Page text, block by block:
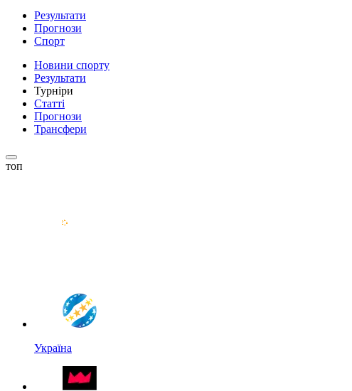
Результати
Прогнози
Спорт
Новини спорту
Результати
Турніри
Статті
Прогнози
Трансфери
топ
Україна